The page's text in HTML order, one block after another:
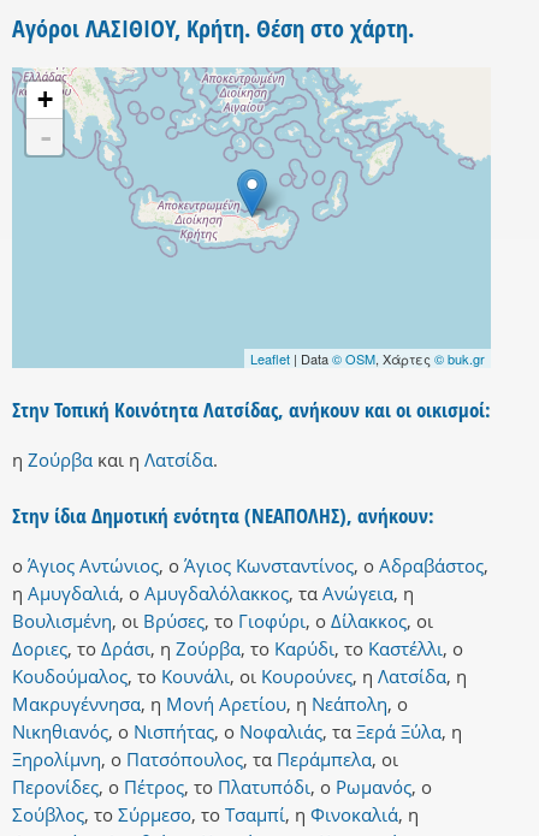
Αγόροι ΛΑΣΙΘΙΟΥ, Κρήτη. Θέση στο χάρτη.
+
-
Leaflet | Data© OSM, Χάρτες © buk.gr
Στην Τοπική Κοινότητα Λατσίδας, ανήκουν και οι οικισμοί:
η Ζούρβα και η Λατσίδα.
Στην ίδια Δημοτική ενότητα (ΝΕΑΠΟΛΗΣ), ανήκουν:
ο Άγιος Αντώνιος, ο Άγιος Κωνσταντίνος, ο Αδραβάστος,
η Αμυγδαλιά, ο Αμυγδαλόλακκος, τα Ανώγεια, η
Βουλισμένη, οι Βρύσες, το Γιοφύρι, ο Δίλακκος, οι
Δοριες, το Δράσι, η Ζούρβα, το Καρύδι, το Καστέλλι, ο
Κουδούμαλος, το Κουνάλι, οι Κουρούνες, η Λατσίδα, η
Μακρυγέννησα, η Μονή Αρετίου, η Νεάπολη, ο
Νικηθιανός, ο Νισπήτας, ο Νοφαλιάς, τα Ξερά Ξύλα, η
Ξηρολίμνη, ο Πατσόπουλος, τα Περάμπελα, οι
Περονίδες, ο Πέτρος, το Πλατυπόδι, ο Ρωμανός, ο
Σούβλος, το Σύρμεσο, το Τσαμπί, η Φινοκαλιά, η